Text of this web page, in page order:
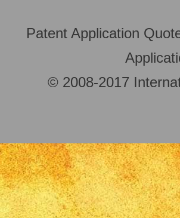
Patent Application
© 2008-2017